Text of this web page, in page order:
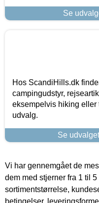
Se
Hos ScandiHills.dk
campingudstyr,
eksempelvis hiking eller
udvalg.
Se
Vi har gennemgået de
dem med stjerner fra 1 til
sortimentstørrelse,
betingelser,